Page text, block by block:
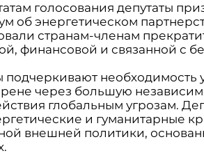
голосования депутаты
об энергетическом
странам-членам
финансовой и связанной с
подчеркивают необходимость
через большую
глобальным угрозам.
и гуманитарные
внешней политики,